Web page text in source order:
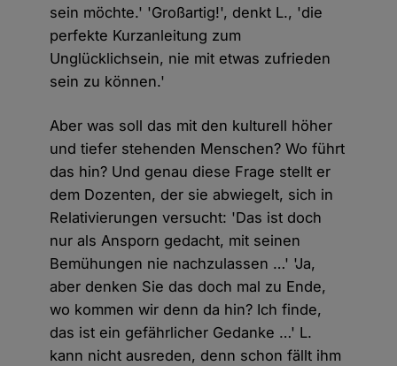
sein möchte.' 'Großartig!', denkt L., 'die
perfekte Kurzanleitung zum
Unglücklichsein, nie mit etwas zufrieden
sein zu können.'
Aber was soll das mit den kulturell höher
und tiefer stehenden Menschen? Wo führt
das hin? Und genau diese Frage stellt er
dem Dozenten, der sie abwiegelt, sich in
Relativierungen versucht: 'Das ist doch
nur als Ansporn gedacht, mit seinen
Bemühungen nie nachzulassen …' 'Ja,
aber denken Sie das doch mal zu Ende,
wo kommen wir denn da hin? Ich finde,
das ist ein gefährlicher Gedanke …' L.
kann nicht ausreden, denn schon fällt ihm